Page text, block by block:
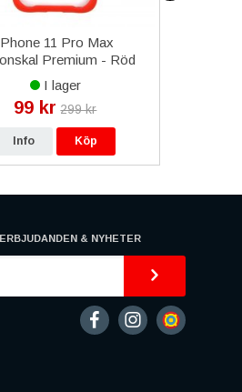
11 Pro Max
Premium - Röd
I lager
99 kr 299 kr
Info Köp
& NYHETER